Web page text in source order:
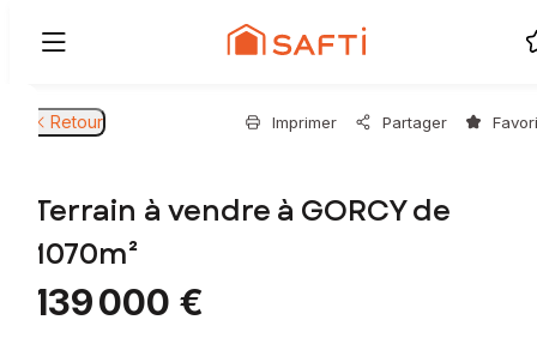
Retour Imprimer Partager
Terrain à vendre à GORCY de
1070m²
139 000 €